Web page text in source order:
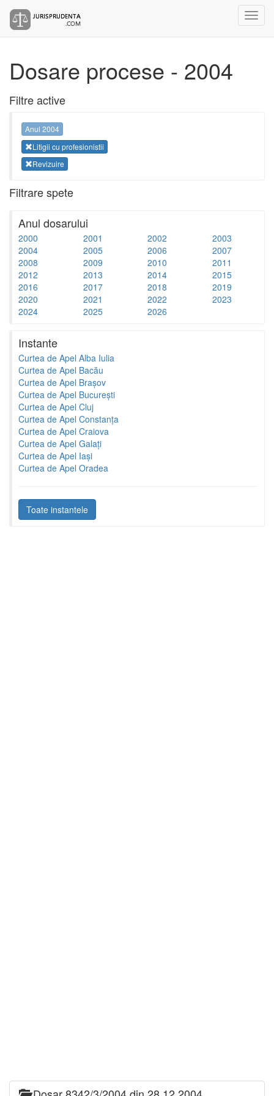
Dosare procese - 2004
Filtre active
Anul 2004
Litigii cu profesionistii
Revizuire
Filtrare spete
Anul dosarului
2000 2001 2002
2003
2004
2005 2006
2007
2008
2009 2010
2011
2012
2013 2014
2015
2016
2017 2018
2019
2020
2021 2022
2023
2024
2025 2026
Instante
Curtea de Apel Alba Iulia
Curtea de Apel Bacău
Curtea de Apel Brașov
Curtea de Apel București
Curtea de Apel Cluj
Curtea de Apel Constanța
Curtea de Apel Craiova
Curtea de Apel Galați
Curtea de Apel Iași
Curtea de Apel Oradea
Toate instantele